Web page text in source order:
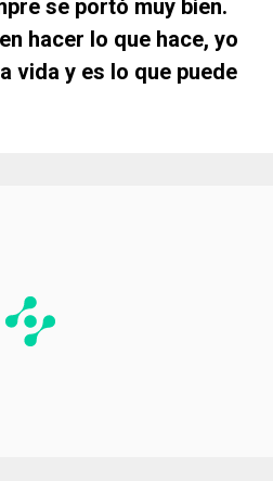
se portó muy bien.
hacer lo que hace, yo
vida y es lo que puede